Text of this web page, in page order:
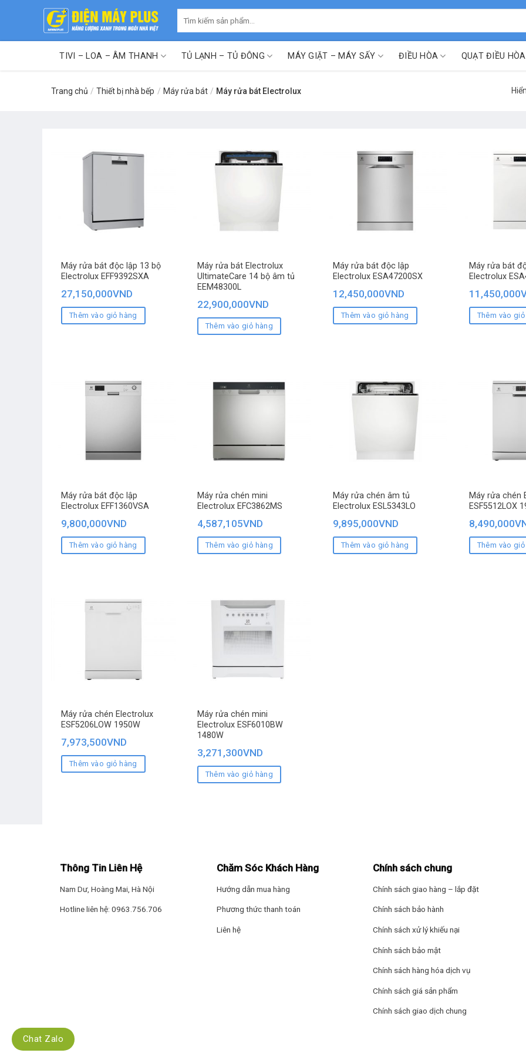
kiếm:
TIVI – LOA – ÂM THANH TỦ LẠNH – TỦ ĐÔNG MÁY GIẶT – MÁY SẤY ĐIỀU HÒA QUẠT ĐIỀU HÒA
Trang chủ / Thiết bị nhà bếp / Máy rửa bát / Máy rửa bát Electrolux
Máy rửa bát độc lập 13 bộ
Electrolux EFF9392SXA
27,150,000VND
Thêm vào giỏ hàng
Máy rửa bát Electrolux
UltimateCare 14 bộ âm tủ
EEM48300L
22,900,000VND
Thêm vào giỏ hàng
Máy rửa bát độc lập
Electrolux ESA47200SX
12,450,000VND
Thêm vào giỏ hàng
Máy rửa bát
Electrolux
11,450,000
Thêm vào
Máy rửa bát độc lập
Electrolux EFF1360VSA
9,800,000VND
Thêm vào giỏ hàng
Máy rửa chén mini
Electrolux EFC3862MS
4,587,105VND
Thêm vào giỏ hàng
Máy rửa chén âm tủ
Electrolux ESL5343LO
9,895,000VND
Thêm vào giỏ hàng
Máy rửa chén
ESF5512LOX
8,490,000
Thêm vào
Máy rửa chén Electrolux
ESF5206LOW 1950W
7,973,500VND
Thêm vào giỏ hàng
Máy rửa chén mini
Electrolux ESF6010BW
1480W
3,271,300VND
Thêm vào giỏ hàng
Thông Tin Liên Hệ
Nam Dư, Hoàng Mai, Hà Nội
Hotline liên hệ: 0963.756.706
Chăm Sóc Khách Hàng
Hướng dẫn mua hàng
Phương thức thanh toán
Liên hệ
Chính sách chung
Chính sách giao hàng – lắp đặt
Chính sách bảo hành
Chính sách xử lý khiếu nại
Chính sách bảo mật
Chính sách hàng hóa dịch vụ
Chính sách giá sản phẩm
Chính sách giao dịch chung
Chat Zalo